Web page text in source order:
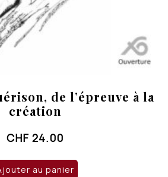
de l’épreuve à la
création
CHF 24.00
au panier